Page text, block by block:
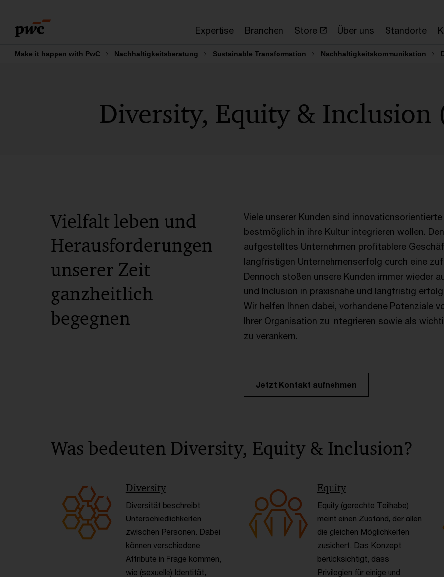
content
footer
Expertise Branchen Store Über uns Standorte
Make it happen with PwC Nachhaltigkeitsberatung Sustainable Transformation Nachhaltigkeitskommunikation
Diversity, Equity & Inclusion
Vielfalt leben und
Herausforderungen
unserer Zeit
ganzheitlich
begegnen
Viele unserer Kunden sind
bestmöglich in ihre Kultur integrieren wollen.
aufgestelltes Unternehmen profitablere
langfristigen Unternehmenserfolg durch eine
Dennoch stoßen unsere Kunden immer wieder
und Inclusion in praxisnahe und langfristig
Wir helfen Ihnen dabei, vorhandene Potenziale
Ihrer Organisation zu integrieren sowie als
zu verankern.
Jetzt Kontakt aufnehmen
Was bedeuten Diversity, Equity & Inclusion?
Diversity
Diversität beschreibt
Unterschiedlichkeiten
zwischen Personen. Dabei
können verschiedene
Attribute in Frage kommen,
wie (sexuelle) Identität,
Equity
Equity (gerechte Teilhabe)
meint einen Zustand, der allen
die gleichen Möglichkeiten
zusichert. Das Konzept
berücksichtigt, dass
Privilegien für einige und